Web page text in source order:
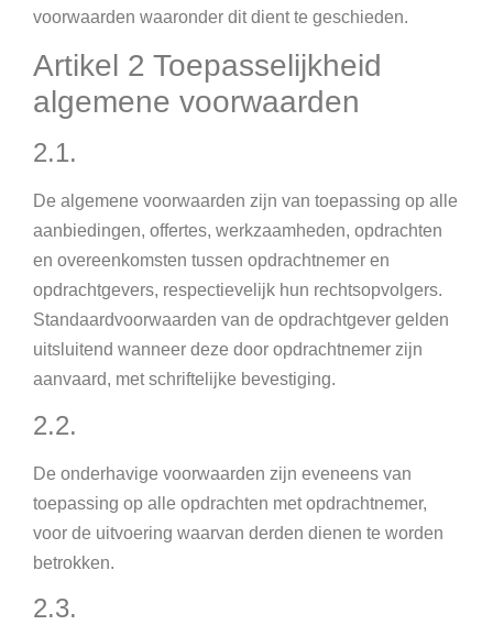
voorwaarden waaronder dit dient te geschieden.
Artikel 2 Toepasselijkheid
algemene voorwaarden
2.1.
De algemene voorwaarden zijn van toepassing op alle
aanbiedingen, offertes, werkzaamheden, opdrachten
en overeenkomsten tussen opdrachtnemer en
opdrachtgevers, respectievelijk hun rechtsopvolgers.
Standaardvoorwaarden van de opdrachtgever gelden
uitsluitend wanneer deze door opdrachtnemer zijn
aanvaard, met schriftelijke bevestiging.
2.2.
De onderhavige voorwaarden zijn eveneens van
toepassing op alle opdrachten met opdrachtnemer,
voor de uitvoering waarvan derden dienen te worden
betrokken.
2.3.